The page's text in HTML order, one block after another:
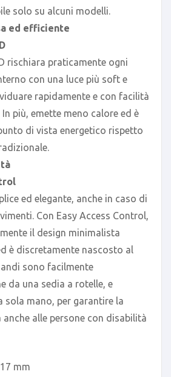
solo su alcuni modelli.
ed efficiente
rischiara praticamente ogni
con una luce più soft e
rapidamente e con facilità
più, emette meno calore ed è
di vista energetico rispetto
ed elegante, anche in caso di
Con Easy Access Control,
il design minimalista
è discretamente nascosto al
sono facilmente
da una sedia a rotelle, e
sola mano, per garantire la
anche alle persone con disabilità
mm